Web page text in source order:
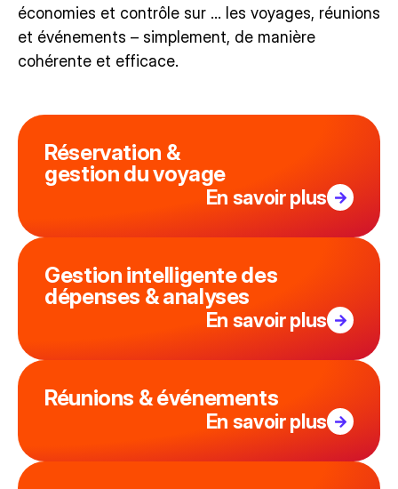
économies et contrôle sur … les voyages, réunions
et événements – simplement, de manière
cohérente et efficace.
Réservation &
gestion du voyage
En savoir plus
Gestion intelligente des
dépenses & analyses
En savoir plus
Réunions & événements
En savoir plus